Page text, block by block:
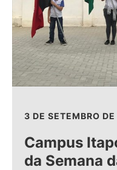
3 DE SETEMBRO
Campus
da Semana